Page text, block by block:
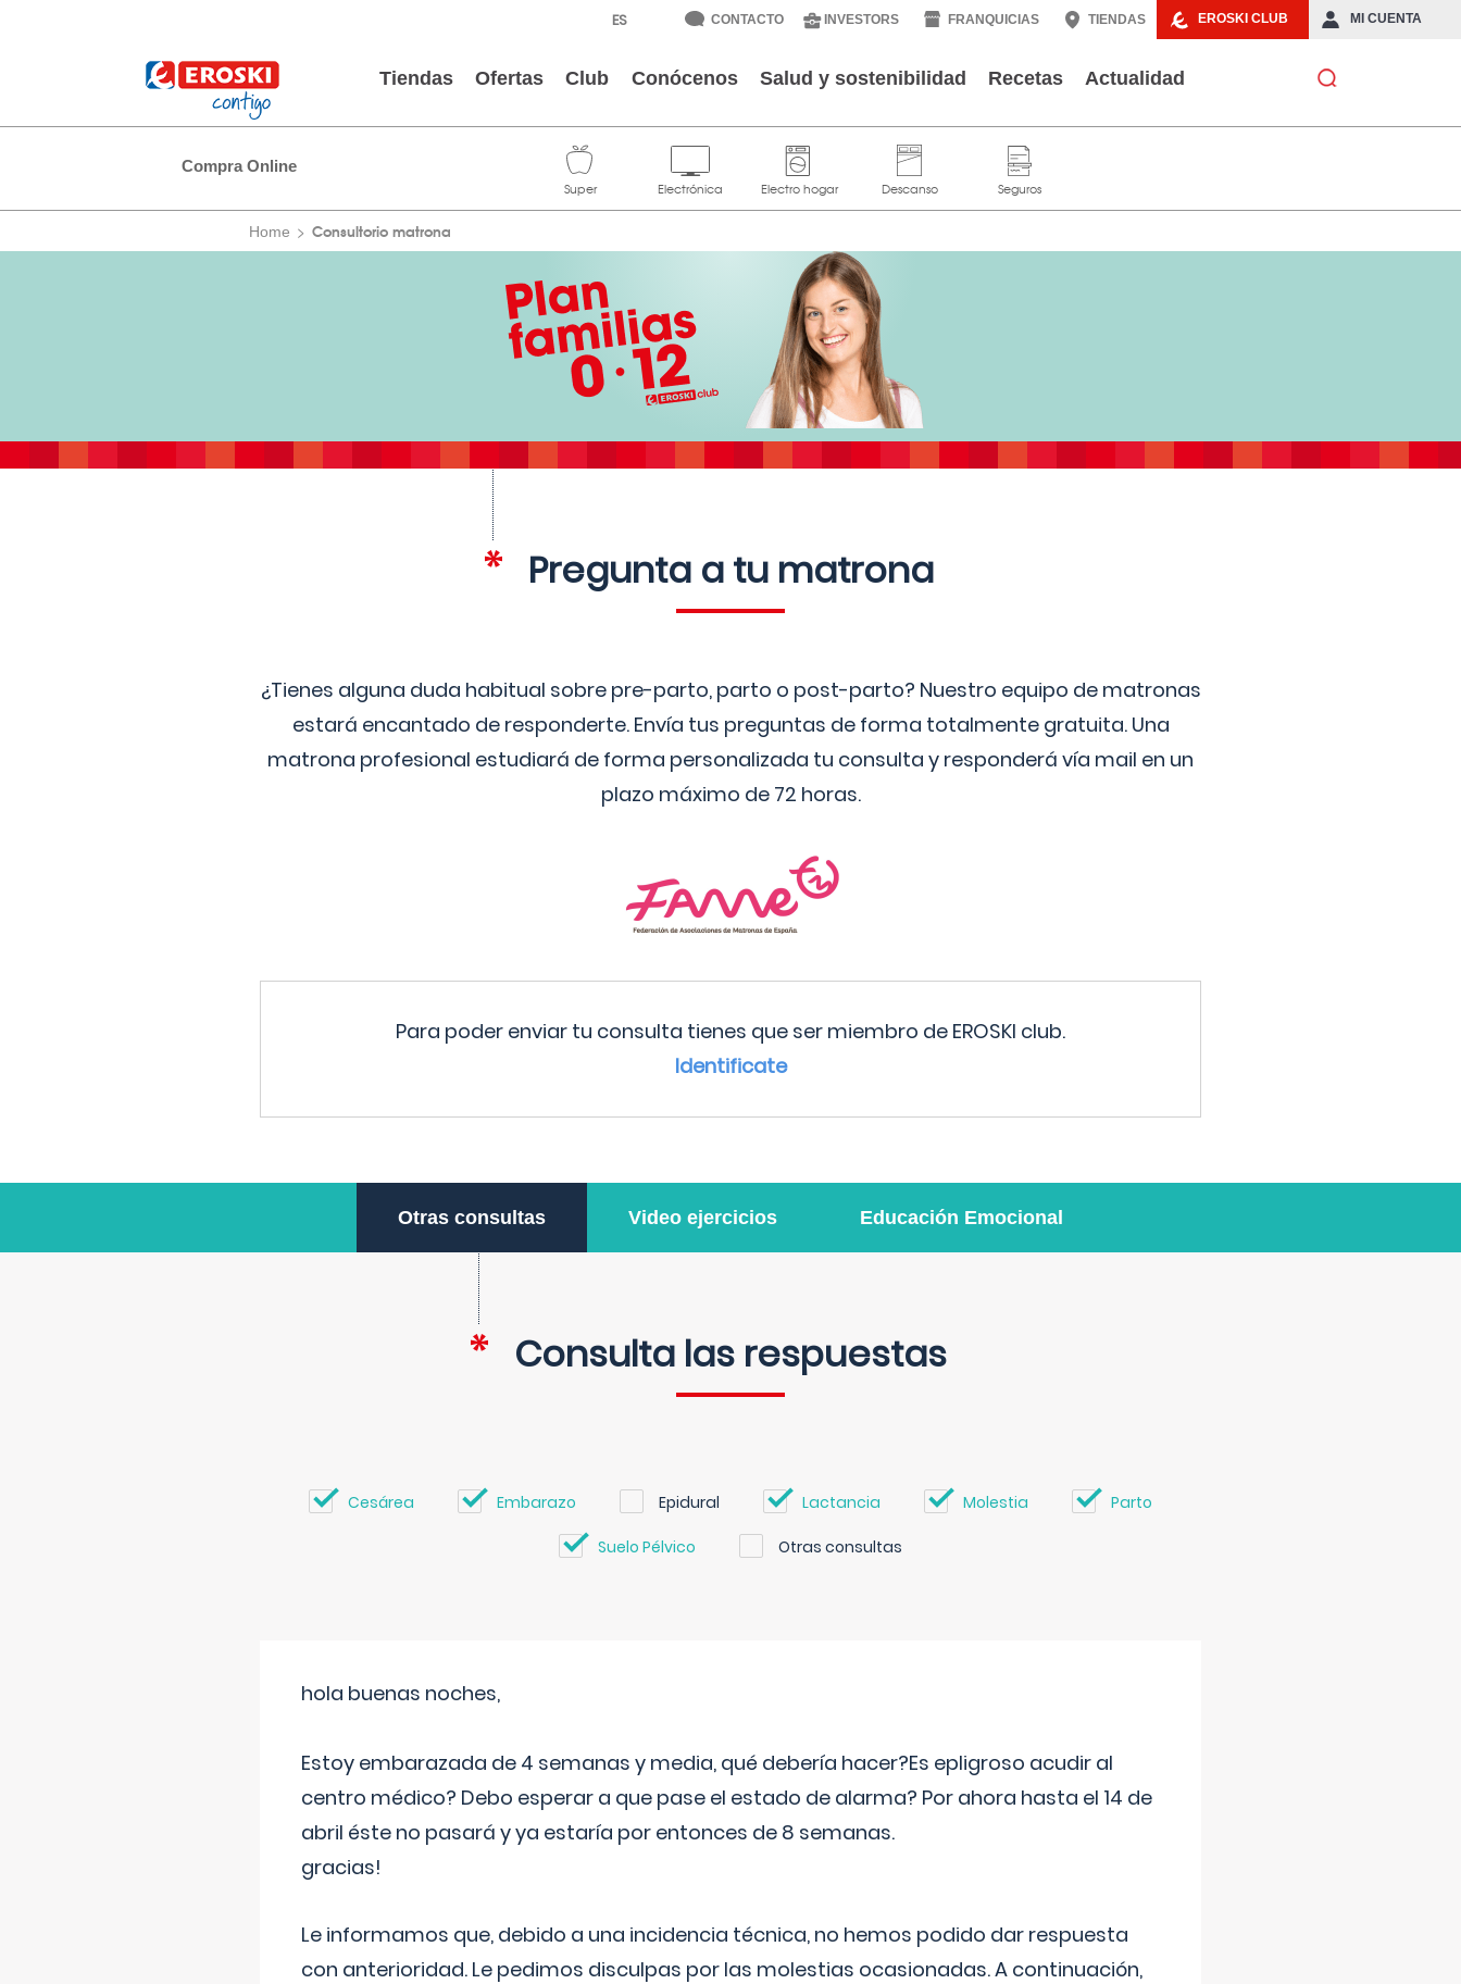
EROSKI CLUB MI CUENTA
CONTACTO INVESTORS FRANQUICIAS TIENDAS
Tiendas Ofertas Club Conócenos Salud y sostenibilidad Recetas Actualidad
Compra Online
Home Consultorio matrona
Pregunta a tu matrona
¿Tienes alguna duda habitual sobre pre-parto, parto o post-parto? Nuestro equipo de matronas
estará encantado de responderte. Envía tus preguntas de forma totalmente gratuita. Una
matrona profesional estudiará de forma personalizada tu consulta y responderá vía mail en un
plazo máximo de 72 horas.
Para poder enviar tu consulta tienes que ser miembro de EROSKI club.
Identificate
Otras consultas Video ejercicios Educación Emocional
Consulta las respuestas
Cesárea Embarazo Epidural Lactancia Molestia Parto
Suelo Pélvico Otras consultas
hola buenas noches,
Estoy embarazada de 4 semanas y media, qué debería hacer?Es epligroso acudir al
centro médico? Debo esperar a que pase el estado de alarma? Por ahora hasta el 14 de
abril éste no pasará y ya estaría por entonces de 8 semanas.
gracias!
Le informamos que, debido a una incidencia técnica, no hemos podido dar respuesta
con anterioridad. Le pedimos disculpas por las molestias ocasionadas. A continuación,